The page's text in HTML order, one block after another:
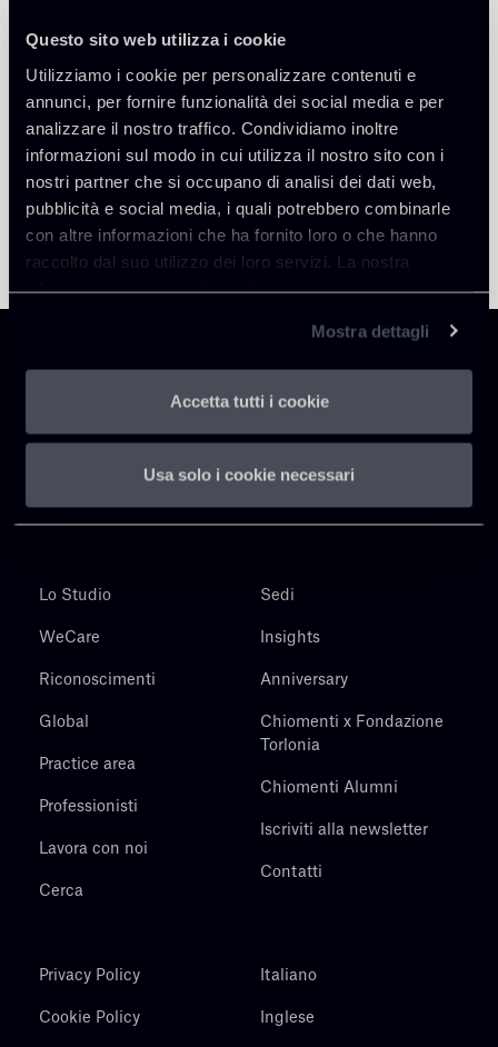
Questo sito web utilizza i cookie
Utilizziamo i cookie per personalizzare contenuti e
annunci, per fornire funzionalità dei social media e per
analizzare il nostro traffico. Condividiamo inoltre
informazioni sul modo in cui utilizza il nostro sito con i
nostri partner che si occupano di analisi dei dati web,
pubblicità e social media, i quali potrebbero combinarle
con altre informazioni che ha fornito loro o che hanno
raccolto dal suo utilizzo dei loro servizi. La nostra
informativa privacy è disponibilequi.
Mostra dettagli
Accetta tutti i cookie
Usa solo i cookie necessari
Chiomenti
P.IVA 01305231001
Lo Studio
WeCare
Riconoscimenti
Global
Practice area
Professionisti
Lavora con noi
Cerca
Sedi
Insights
Anniversary
Chiomenti x Fondazione
Torlonia
Chiomenti Alumni
Iscriviti alla newsletter
Contatti
Privacy Policy
Cookie Policy
Italiano
Inglese